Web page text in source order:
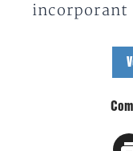
incorporant